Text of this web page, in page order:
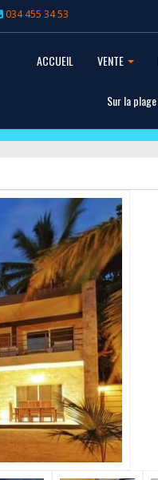
034 455 34 53
ACCUEIL VENTE
Sur la plage